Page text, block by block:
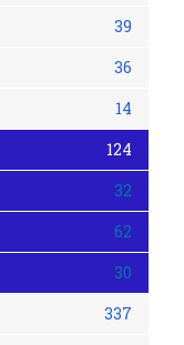
39
36
14
124
32
62
30
337